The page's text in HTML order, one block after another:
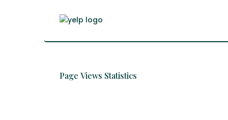
Page Views Statistics